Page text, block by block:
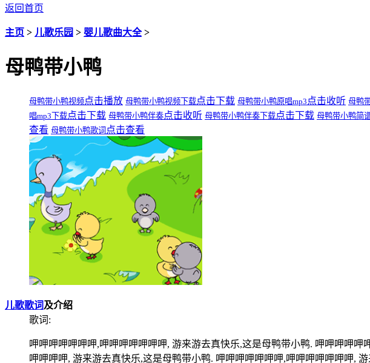
返回首页
主页 > 儿歌乐园 > 婴儿歌曲大全>
母鸭带小鸭
母鸭带小鸭视频点击播放 母鸭带小鸭视频下载点击下载 母鸭带小鸭原唱mp3 点击收听 母鸭
唱mp3下载点击下载 母鸭带小鸭伴奏点击收听 母鸭带小鸭伴奏下载点击下载 母鸭带小鸭简
查看 母鸭带小鸭歌词 点击查看
儿歌歌词及介绍
歌词:
呷呷呷呷呷呷呷,呷呷呷呷呷呷呷, 游来游去真快乐,这是母鸭带小鸭. 呷呷呷呷呷
呷呷呷呷, 游来游去真快乐,这是母鸭带小鸭. 呷呷呷呷呷呷呷,呷呷呷呷呷呷呷,